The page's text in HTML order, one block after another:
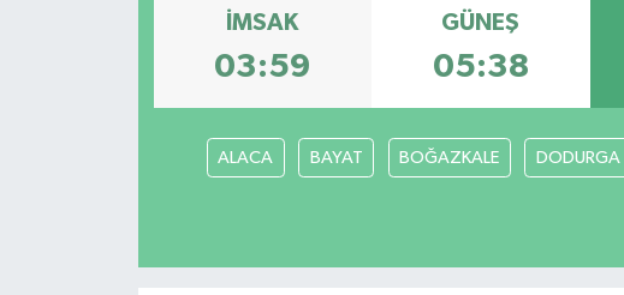
İMSAK
03:59
GÜNEŞ
05:38
ALACA BAYAT BOĞAZKALE DODURGA